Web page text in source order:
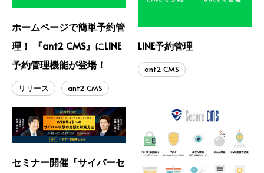
ホームページで簡単予約管
理！ 『ant2 CMS』にLINE
予約管理機能が登場！
リリース ant2 CMS
LINE予約管理
ant2 CMS
セミナー開催『サイバーセ